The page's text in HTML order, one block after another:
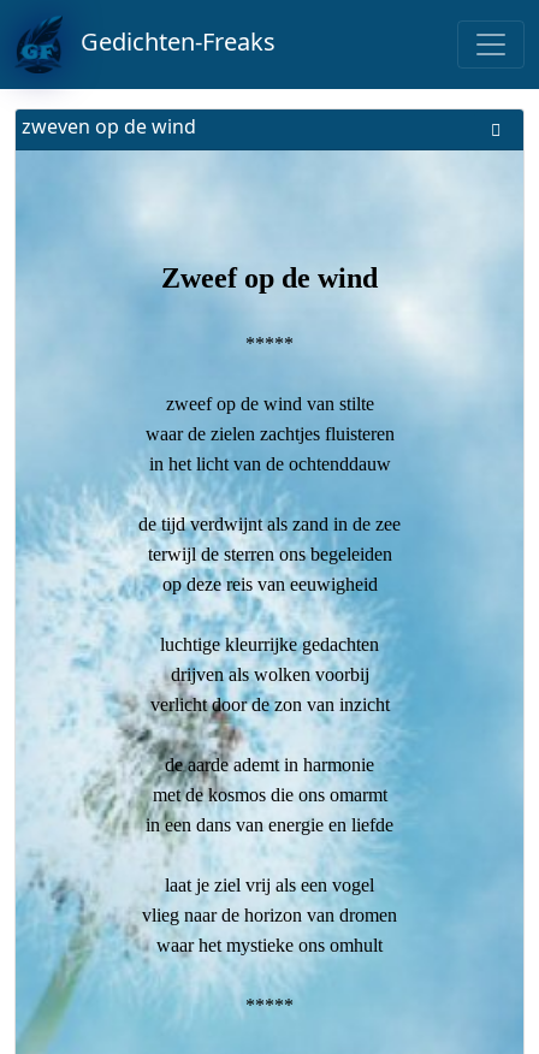
Gedichten-Freaks
zweven op de wind
Zweef op de wind
*****
zweef op de wind van stilte
waar de zielen zachtjes fluisteren
in het licht van de ochtenddauw
de tijd verdwijnt als zand in de zee
terwijl de sterren ons begeleiden
op deze reis van eeuwigheid
luchtige kleurrijke gedachten
drijven als wolken voorbij
verlicht door de zon van inzicht
de aarde ademt in harmonie
met de kosmos die ons omarmt
in een dans van energie en liefde
laat je ziel vrij als een vogel
vlieg naar de horizon van dromen
waar het mystieke ons omhult
*****